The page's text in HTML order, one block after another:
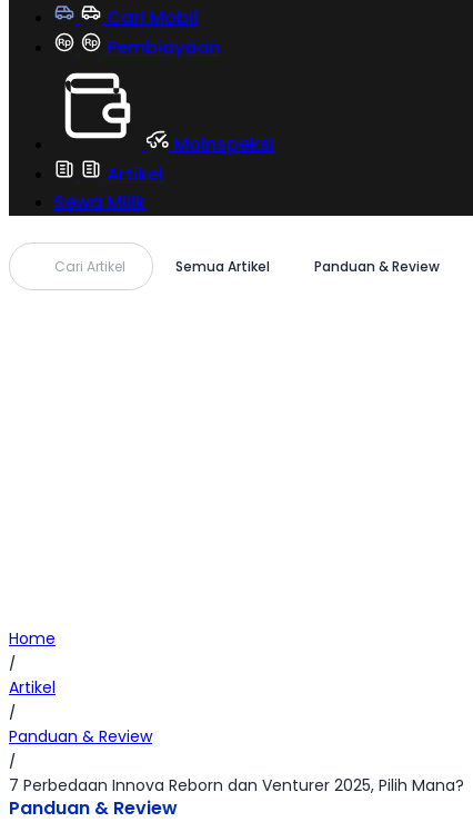
Cari Mobil
Pembiayaan
MoInspeksi
Artikel
Sewa Milik
Cari Artikel Semua Artikel Panduan & Review
Home
/
Artikel
/
Panduan & Review
/
7 Perbedaan Innova Reborn dan Venturer 2025, Pilih Mana?
Panduan & Review